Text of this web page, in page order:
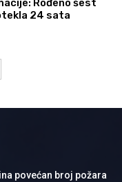
Rođeno šest
24 sata
povećan broj požara